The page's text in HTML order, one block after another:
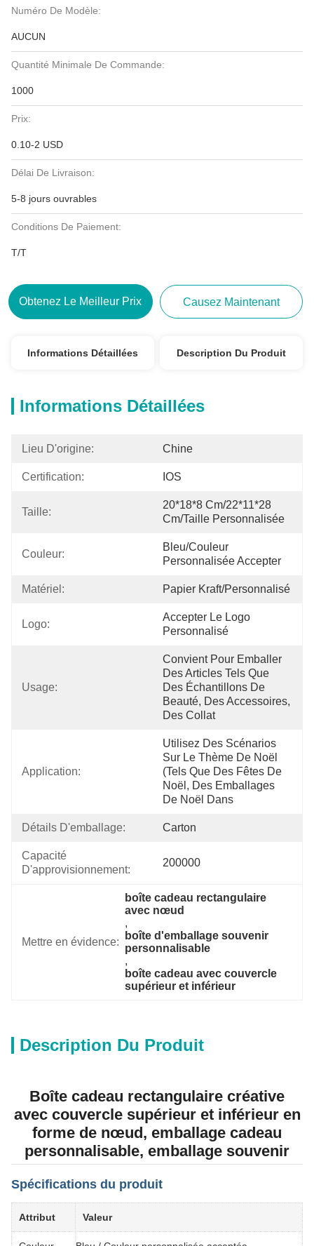
Numéro De Modèle:
AUCUN
Quantité Minimale De Commande:
1000
Prix:
0.10-2 USD
Délai De Livraison:
5-8 jours ouvrables
Conditions De Paiement:
T/T
Obtenez Le Meilleur Prix Causez Maintenant
Informations Détaillées Description Du Produit
Informations Détaillées
Lieu D'origine: Chine
Certification: IOS
Taille:
20*18*8 Cm/22*11*28
Cm/taille Personnalisée
Couleur:
Bleu/couleur
Personnalisée Accepter
Matériel: Papier Kraft/personnalisé
Logo:
Accepter Le Logo
Personnalisé
Usage:
Convient Pour Emballer
Des Articles Tels Que
Des Échantillons De
Beauté, Des Accessoires,
Des Collat
Application:
Utilisez Des Scénarios
Sur Le Thème De Noël
(tels Que Des Fêtes De
Noël, Des Emballages
De Noël Dans
Détails D'emballage: Carton
Capacité
D'approvisionnement:
200000
Mettre en évidence:
boîte cadeau rectangulaire
avec nœud
,
boîte d'emballage souvenir
personnalisable
,
boîte cadeau avec couvercle
supérieur et inférieur
Description Du Produit
Boîte cadeau rectangulaire créative
avec couvercle supérieur et inférieur en
forme de nœud, emballage cadeau
personnalisable, emballage souvenir
Spécifications du produit
Attribut Valeur